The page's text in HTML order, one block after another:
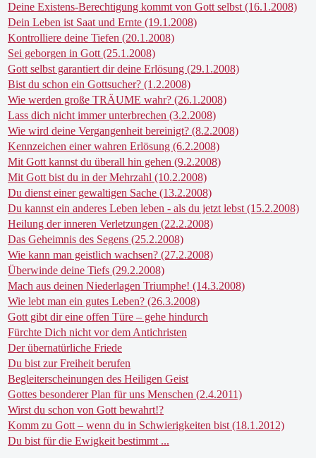
Deine Existens-Berechtigung kommt von Gott selbst (16.1.2008)
Dein Leben ist Saat und Ernte (19.1.2008)
Kontrolliere deine Tiefen (20.1.2008)
Sei geborgen in Gott (25.1.2008)
Gott selbst garantiert dir deine Erlösung (29.1.2008)
Bist du schon ein Gottsucher? (1.2.2008)
Wie werden große TRÄUME wahr? (26.1.2008)
Lass dich nicht immer unterbrechen (3.2.2008)
Wie wird deine Vergangenheit bereinigt? (8.2.2008)
Kennzeichen einer wahren Erlösung (6.2.2008)
Mit Gott kannst du überall hin gehen (9.2.2008)
Mit Gott bist du in der Mehrzahl (10.2.2008)
Du dienst einer gewaltigen Sache (13.2.2008)
Du kannst ein anderes Leben leben - als du jetzt lebst (15.2.2008)
Heilung der inneren Verletzungen (22.2.2008)
Das Geheimnis des Segens (25.2.2008)
Wie kann man geistlich wachsen? (27.2.2008)
Überwinde deine Tiefs (29.2.2008)
Mach aus deinen Niederlagen Triumphe! (14.3.2008)
Wie lebt man ein gutes Leben? (26.3.2008)
Gott gibt dir eine offen Türe – gehe hindurch
Fürchte Dich nicht vor dem Antichristen
Der übernatürliche Friede
Du bist zur Freiheit berufen
Begleiterscheinungen des Heiligen Geist
Gottes besonderer Plan für uns Menschen (2.4.2011)
Wirst du schon von Gott bewahrt!?
Komm zu Gott – wenn du in Schwierigkeiten bist (18.1.2012)
Du bist für die Ewigkeit bestimmt ...